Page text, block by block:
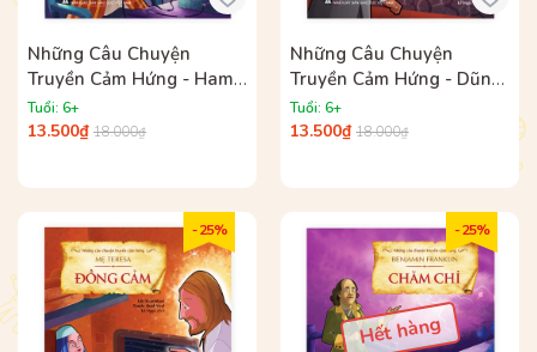
Những Câu Chuyện
Truyền Cảm Hứng - Ham
Học Hỏi
Tuổi: 6+
13.500₫ 18.000₫
Những Câu Chuyện
Truyền Cảm Hứng - Dũng
Cảm
Tuổi: 6+
13.500₫ 18.000₫
- 25%
Hết hàng
- 25%